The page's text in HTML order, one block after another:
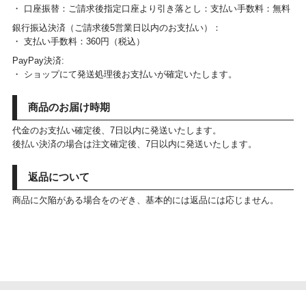
・ 口座振替：ご請求後指定口座より引き落とし：支払い手数料：無料
銀行振込決済（ご請求後5営業日以内のお支払い）：
・ 支払い手数料：360円（税込）
PayPay決済:
・ ショップにて発送処理後お支払いが確定いたします。
商品のお届け時期
代金のお支払い確定後、7日以内に発送いたします。
後払い決済の場合は注文確定後、7日以内に発送いたします。
返品について
商品に欠陥がある場合をのぞき、基本的には返品には応じません。